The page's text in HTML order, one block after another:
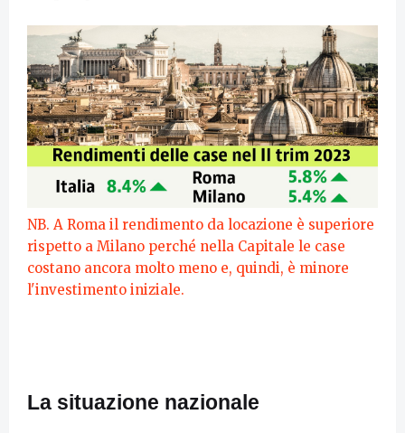
NB. A Roma il rendimento da locazione è superiore
rispetto a Milano perché nella Capitale le case
costano ancora molto meno e, quindi, è minore
l'investimento iniziale.
La situazione nazionale